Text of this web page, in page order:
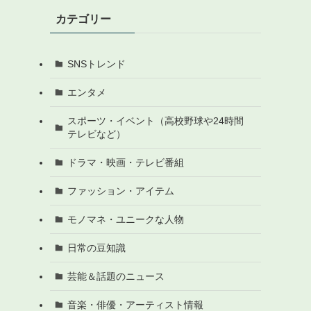
カテゴリー
SNSトレンド
エンタメ
スポーツ・イベント（高校野球や24時間
テレビなど）
ドラマ・映画・テレビ番組
ファッション・アイテム
モノマネ・ユニークな人物
日常の豆知識
芸能＆話題のニュース
音楽・俳優・アーティスト情報